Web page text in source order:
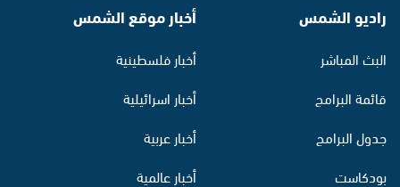
راديو الشمس
البث المباشر
قائمة البرامج
جدول البرامج
بودكاست
أخبار موقع الشمس
أخبار فلسطينية
أخبار اسرائيلية
أخبار عربية
أخبار عالمية